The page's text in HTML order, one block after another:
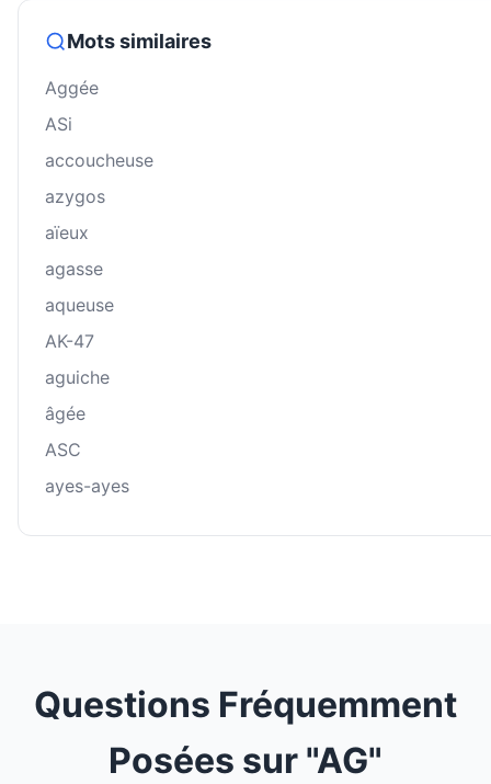
Mots similaires
Aggée
ASi
accoucheuse
azygos
aïeux
agasse
aqueuse
AK-47
aguiche
âgée
ASC
ayes-ayes
Questions Fréquemment
Posées sur "AG"